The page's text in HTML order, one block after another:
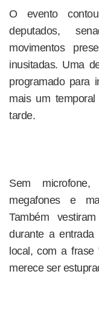
O evento
deputados,
movimentos
inusitadas. Uma
programado para
mais um
tarde.
Sem microfone,
megafones e
Também
durante a
local, com a frase
merece ser